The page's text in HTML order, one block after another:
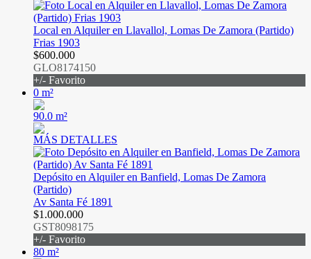
Local en Alquiler en Llavallol, Lomas De Zamora (Partido)
Frias 1903
$600.000
GLO8174150
+/- Favorito
0 m²
90.0 m²
MÁS DETALLES
Depósito en Alquiler en Banfield, Lomas De Zamora
(Partido)
Av Santa Fé 1891
$1.000.000
GST8098175
+/- Favorito
80 m²